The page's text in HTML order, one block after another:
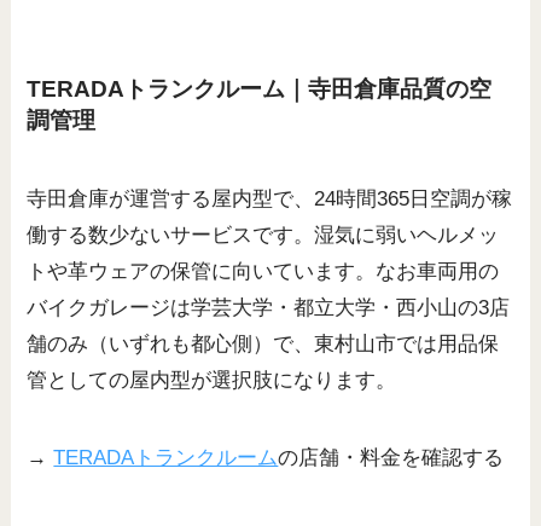
TERADAトランクルーム｜寺田倉庫品質の空
調管理
寺田倉庫が運営する屋内型で、24時間365日空調が稼
働する数少ないサービスです。湿気に弱いヘルメッ
トや革ウェアの保管に向いています。なお車両用の
バイクガレージは学芸大学・都立大学・西小山の3店
舗のみ（いずれも都心側）で、東村山市では用品保
管としての屋内型が選択肢になります。
→TERADAトランクルームの店舗・料金を確認する